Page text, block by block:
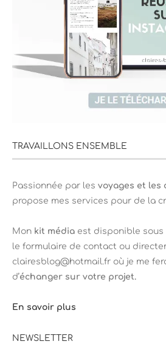
TRAVAILLONS ENSEMBLE
Passionnée par les voyages et les
propose mes services pour de la
Mon kit média est disponible
le formulaire de contact ou
clairesblog@hotmail.fr où je me
d’échanger sur votre projet.
En savoir plus
NEWSLETTER